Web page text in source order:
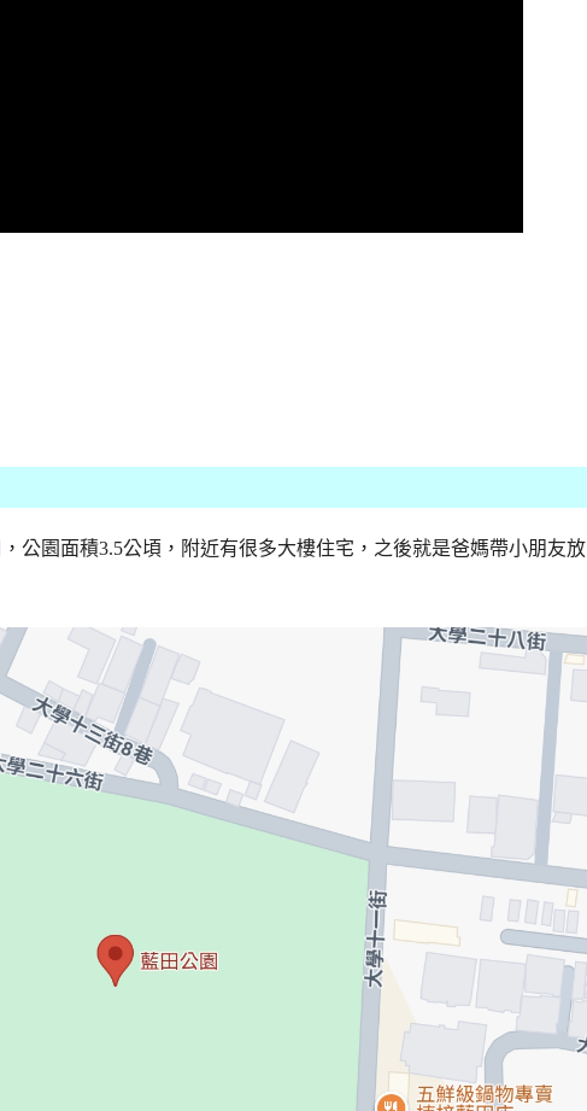
，公園面積3.5公頃，附近有很多大樓住宅，之後就是爸媽帶小朋友放